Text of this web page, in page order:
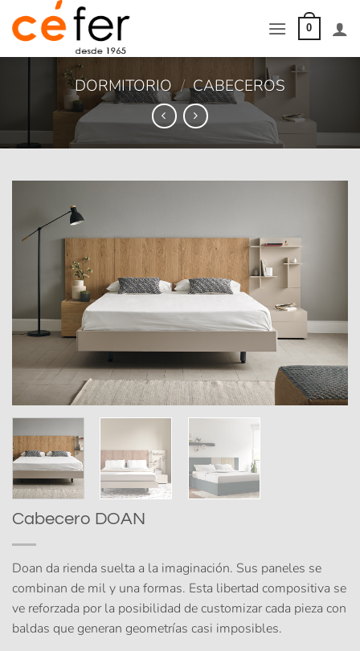
0
DORMITORIO / CABECEROS
Cabecero DOAN
Doan da rienda suelta a la imaginación. Sus paneles se
combinan de mil y una formas. Esta libertad compositiva se
ve reforzada por la posibilidad de customizar cada pieza con
baldas que generan geometrías casi imposibles.